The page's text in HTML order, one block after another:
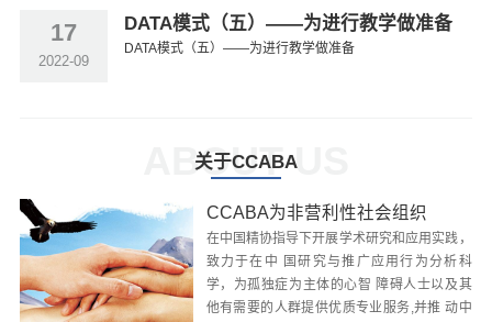
17
2022-09
DATA模式（五）——为进行教学做准备
DATA模式（五）——为进行教学做准备
关于CCABA
ABOUT US
CCABA为非营利性社会组织
在中国精协指导下开展学术研究和应用实践，
致力于在中 国研究与推广应用行为分析科
学，为孤独症为主体的心智 障碍人士以及其
他有需要的人群提供优质专业服务,并推 动中